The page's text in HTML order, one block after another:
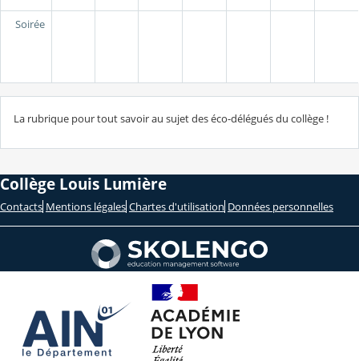
Soirée
La rubrique pour tout savoir au sujet des éco-délégués du collège !
Collège Louis Lumière
Contacts Mentions légales Chartes d'utilisation Données personnelles